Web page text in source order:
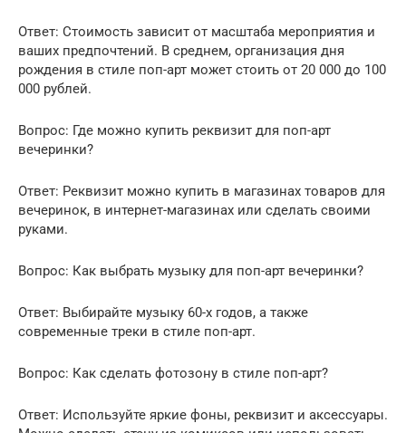
Ответ: Стоимость зависит от масштаба мероприятия и
ваших предпочтений. В среднем, организация дня
рождения в стиле поп-арт может стоить от 20 000 до 100
000 рублей.
Вопрос: Где можно купить реквизит для поп-арт
вечеринки?
Ответ: Реквизит можно купить в магазинах товаров для
вечеринок, в интернет-магазинах или сделать своими
руками.
Вопрос: Как выбрать музыку для поп-арт вечеринки?
Ответ: Выбирайте музыку 60-х годов, а также
современные треки в стиле поп-арт.
Вопрос: Как сделать фотозону в стиле поп-арт?
Ответ: Используйте яркие фоны, реквизит и аксессуары.